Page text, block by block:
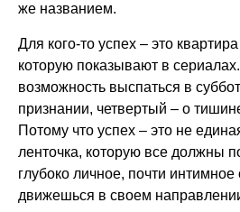
же названием.
Для кого-то успех – это
которую показывают в
возможность выспаться в
признании, четвертый – о
Потому что успех – это не
ленточка, которую все должны
глубоко личное, почти
движешься в своем